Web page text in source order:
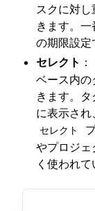
スクに対
きます。
の期限設定
セレクト ：
ベース内の
きます。
に表示され
セレクト
やプロジェ
く使われて